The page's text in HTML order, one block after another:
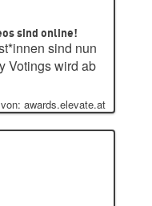
sind online!
sind nun
Votings wird ab
von: awards.elevate.at